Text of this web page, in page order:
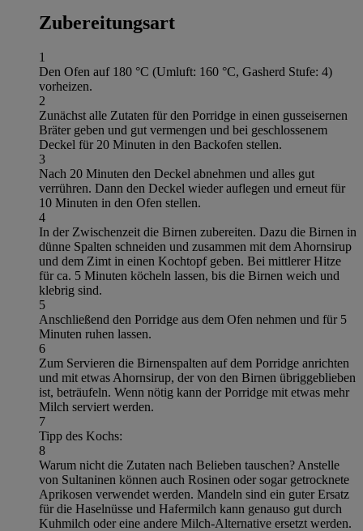
Zubereitungsart
1
Den Ofen auf 180 °C (Umluft: 160 °C, Gasherd Stufe: 4)
vorheizen.
2
Zunächst alle Zutaten für den Porridge in einen gusseisernen
Bräter geben und gut vermengen und bei geschlossenem
Deckel für 20 Minuten in den Backofen stellen.
3
Nach 20 Minuten den Deckel abnehmen und alles gut
verrühren. Dann den Deckel wieder auflegen und erneut für
10 Minuten in den Ofen stellen.
4
In der Zwischenzeit die Birnen zubereiten. Dazu die Birnen in
dünne Spalten schneiden und zusammen mit dem Ahornsirup
und dem Zimt in einen Kochtopf geben. Bei mittlerer Hitze
für ca. 5 Minuten köcheln lassen, bis die Birnen weich und
klebrig sind.
5
Anschließend den Porridge aus dem Ofen nehmen und für 5
Minuten ruhen lassen.
6
Zum Servieren die Birnenspalten auf dem Porridge anrichten
und mit etwas Ahornsirup, der von den Birnen übriggeblieben
ist, beträufeln. Wenn nötig kann der Porridge mit etwas mehr
Milch serviert werden.
7
Tipp des Kochs:
8
Warum nicht die Zutaten nach Belieben tauschen? Anstelle
von Sultaninen können auch Rosinen oder sogar getrocknete
Aprikosen verwendet werden. Mandeln sind ein guter Ersatz
für die Haselnüsse und Hafermilch kann genauso gut durch
Kuhmilch oder eine andere Milch-Alternative ersetzt werden.